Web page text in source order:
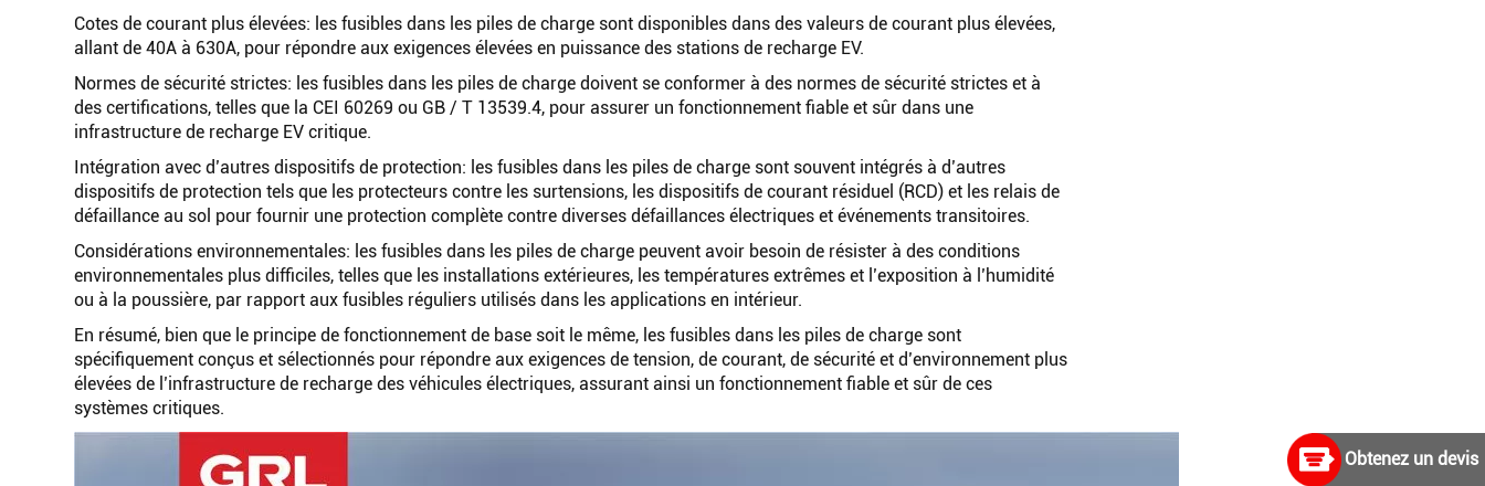
Cotes de courant plus élevées: les fusibles dans les piles de charge sont disponibles dans des valeurs de courant plus élevées,
allant de 40A à 630A, pour répondre aux exigences élevées en puissance des stations de recharge EV.
Normes de sécurité strictes: les fusibles dans les piles de charge doivent se conformer à des normes de sécurité strictes et à
des certifications, telles que la CEI 60269 ou GB / T 13539.4, pour assurer un fonctionnement fiable et sûr dans une
infrastructure de recharge EV critique.
Intégration avec d’autres dispositifs de protection: les fusibles dans les piles de charge sont souvent intégrés à d’autres
dispositifs de protection tels que les protecteurs contre les surtensions, les dispositifs de courant résiduel (RCD) et les relais de
défaillance au sol pour fournir une protection complète contre diverses défaillances électriques et événements transitoires.
Considérations environnementales: les fusibles dans les piles de charge peuvent avoir besoin de résister à des conditions
environnementales plus difficiles, telles que les installations extérieures, les températures extrêmes et l’exposition à l’humidité
ou à la poussière, par rapport aux fusibles réguliers utilisés dans les applications en intérieur.
En résumé, bien que le principe de fonctionnement de base soit le même, les fusibles dans les piles de charge sont
spécifiquement conçus et sélectionnés pour répondre aux exigences de tension, de courant, de sécurité et d’environnement plus
élevées de l’infrastructure de recharge des véhicules électriques, assurant ainsi un fonctionnement fiable et sûr de ces
systèmes critiques.
Obtenez un devis